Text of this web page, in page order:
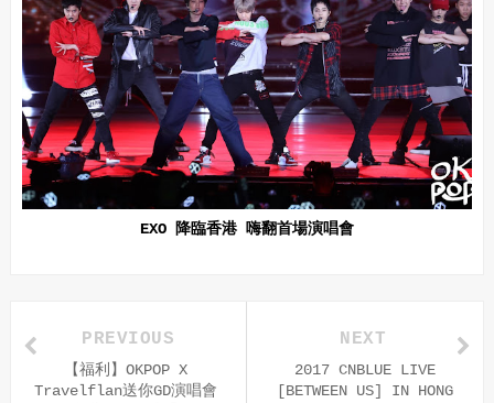
EXO 降臨香港 嗨翻首場演唱會
NEXT
2017 CNBLUE LIVE
[BETWEEN US] IN HONG
PREVIOUS
【福利】OKPOP X
Travelflan送你GD演唱會